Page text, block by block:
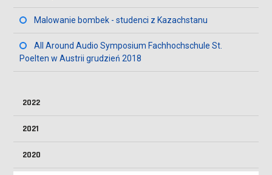
2022
2021
2020
Malowanie bombek - studenci z Kazachstanu
All Around Audio Symposium Fachhochschule St.
Poelten w Austrii grudzień 2018